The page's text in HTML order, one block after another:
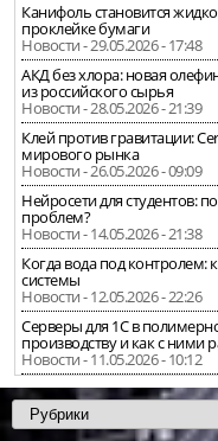
Канифоль становится
проклейке бумаги
Новости - 29.05.2026 - 17:48
АКД без хлора: новая
из российского сырья
Новости - 28.05.2026 - 21:39
Клей против гравитации:
мирового рынка
Новости - 26.05.2026 - 09:09
Нейросети для студентов:
проблем?
Новости - 14.05.2026 - 21:38
Когда вода под контролем:
системы
Новости - 12.05.2026 - 22:26
Серверы для 1С в
производству и как с ними
Новости - 11.05.2026 - 10:12